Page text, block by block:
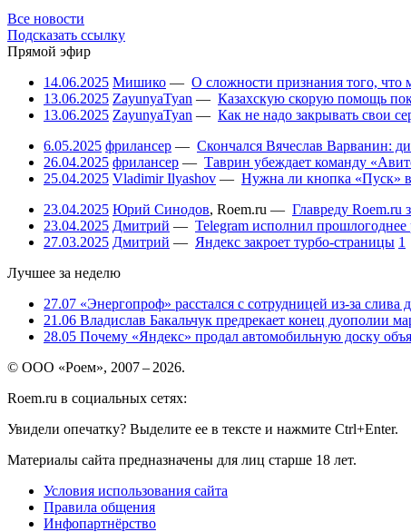
Все новости
Подсказать ссылку
Прямой эфир
14.06.2025 Мишико — О сложности признания того, что
13.06.2025 ZayunyaTyan — Казахскую скорую помощь
13.06.2025 ZayunyaTyan — Как не надо закрывать свои
6.05.2025 фрилансер — Скончался Вячеслав Варванин:
26.04.2025 фрилансер — Таврин убеждает команду
25.04.2025 Vladimir Ilyashov — Нужна ли кнопка «Пуск»
23.04.2025 Юрий Синодов, Roem.ru — Главреду Roem.ru
23.04.2025 Дмитрий — Telegram исполнил
27.03.2025 Дмитрий — Яндекс закроет турбо-страницы 1
Лучшее за неделю
27.07 «Энергопроф» расстался с сотрудницей из-за
21.06 Владислав Бакальчук предрекает конец дуополии
28.05 Почему «Яндекс» продал автомобильную доску
© ООО «Роем», 2007 – 2026.
Roem.ru в социальных сетях:
Увидели опечатку? Выделите ее в тексте и нажмите Ctrl+Enter.
Материалы сайта предназначены для лиц старше 18 лет.
Условия использования сайта
Правила общения
Инфопартнёрство